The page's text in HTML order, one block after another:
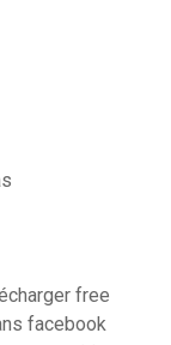
free
facebook